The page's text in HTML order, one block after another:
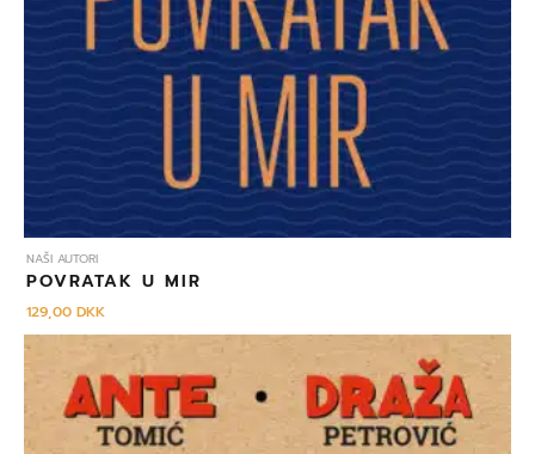
NAŠI AUTORI
POVRATAK U MIR
129,00DKK